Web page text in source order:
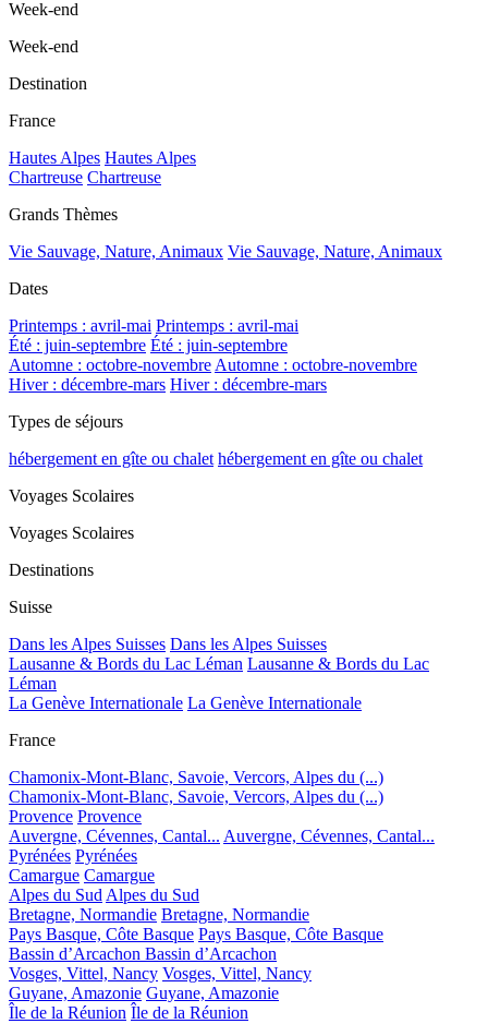
Week-end
Week-end
Destination
France
Hautes Alpes Hautes Alpes
Chartreuse Chartreuse
Grands Thèmes
Vie Sauvage, Nature, Animaux Vie Sauvage, Nature, Animaux
Dates
Printemps : avril-mai Printemps : avril-mai
Été : juin-septembre Été : juin-septembre
Automne : octobre-novembreAutomne : octobre-novembre
Hiver : décembre-mars Hiver : décembre-mars
Types de séjours
hébergement en gîte ou chalet hébergement en gîte ou chalet
Voyages Scolaires
Voyages Scolaires
Destinations
Suisse
Dans les Alpes Suisses Dans les Alpes Suisses
Lausanne & Bords du Lac Léman Lausanne & Bords du Lac
Léman
La Genève Internationale La Genève Internationale
France
Chamonix-Mont-Blanc, Savoie, Vercors, Alpes du (...)
Chamonix-Mont-Blanc, Savoie, Vercors, Alpes du (...)
Provence Provence
Auvergne, Cévennes, Cantal... Auvergne, Cévennes, Cantal...
Pyrénées Pyrénées
Camargue Camargue
Alpes du SudAlpes du Sud
Bretagne, Normandie Bretagne, Normandie
Pays Basque, Côte Basque Pays Basque, Côte Basque
Bassin d’Arcachon Bassin d’Arcachon
Vosges, Vittel, Nancy Vosges, Vittel, Nancy
Guyane, Amazonie Guyane, Amazonie
Île de la Réunion Île de la Réunion